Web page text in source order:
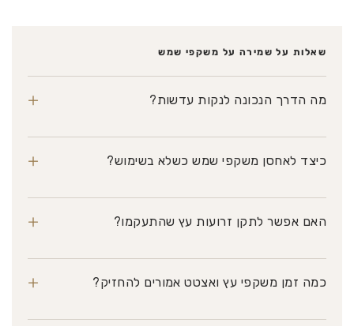
שאלות על שמירה על משקפי שמש
מה הדרך הנכונה לנקות עדשות? +
כיצד לאחסן משקפי שמש כשלא בשימוש? +
האם אפשר לתקן זרועות עץ שהתעקמו? +
כמה זמן משקפי עץ ואצטט אמורים להחזיק? +